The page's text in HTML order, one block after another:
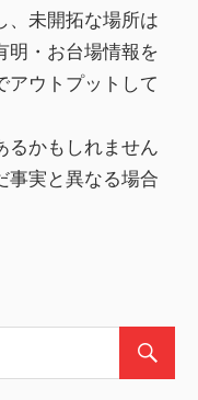
、未開拓な場所は
明・お台場情報を
アウトプットして
るかもしれません
事実と異なる場合